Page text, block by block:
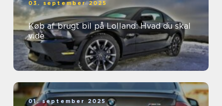
03. september 2025
Køb af brugt bil på Lolland: Hvad du skal
vide
01. september 2025